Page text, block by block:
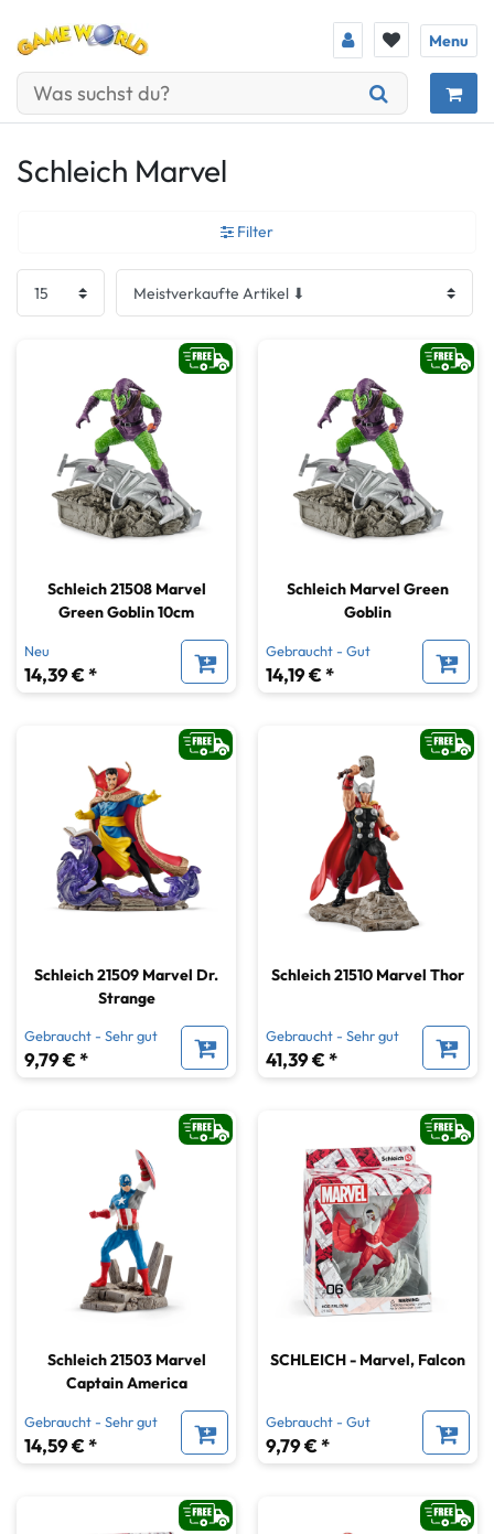
Menu
Schleich Marvel
Filter
Schleich 21508 Marvel
Green Goblin 10cm
Neu
14,39 € *
Schleich Marvel Green
Goblin
Gebraucht - Gut
14,19 € *
Schleich 21509 Marvel Dr.
Strange
Gebraucht - Sehr gut
9,79 € *
Schleich 21510 Marvel Thor
Gebraucht - Sehr gut
41,39 € *
Schleich 21503 Marvel
Captain America
Gebraucht - Sehr gut
14,59 € *
SCHLEICH - Marvel, Falcon
Gebraucht - Gut
9,79 € *